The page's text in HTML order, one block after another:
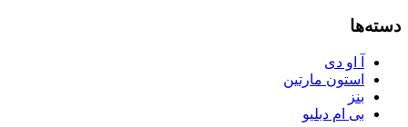
دسته‌ها
آ او دی
استون مارتین
بنز
بی ام دبلیو